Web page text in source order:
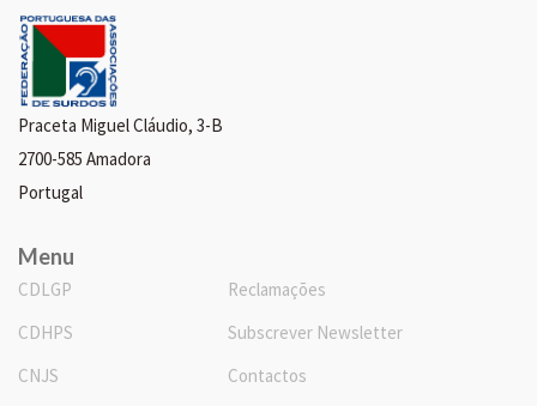
Praceta Miguel Cláudio, 3-B
2700-585 Amadora
Portugal
Menu
CDLGP
CDHPS
CNJS
Reclamações
Subscrever Newsletter
Contactos